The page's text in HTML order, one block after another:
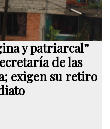
y patriarcal”
de las
exigen su retiro